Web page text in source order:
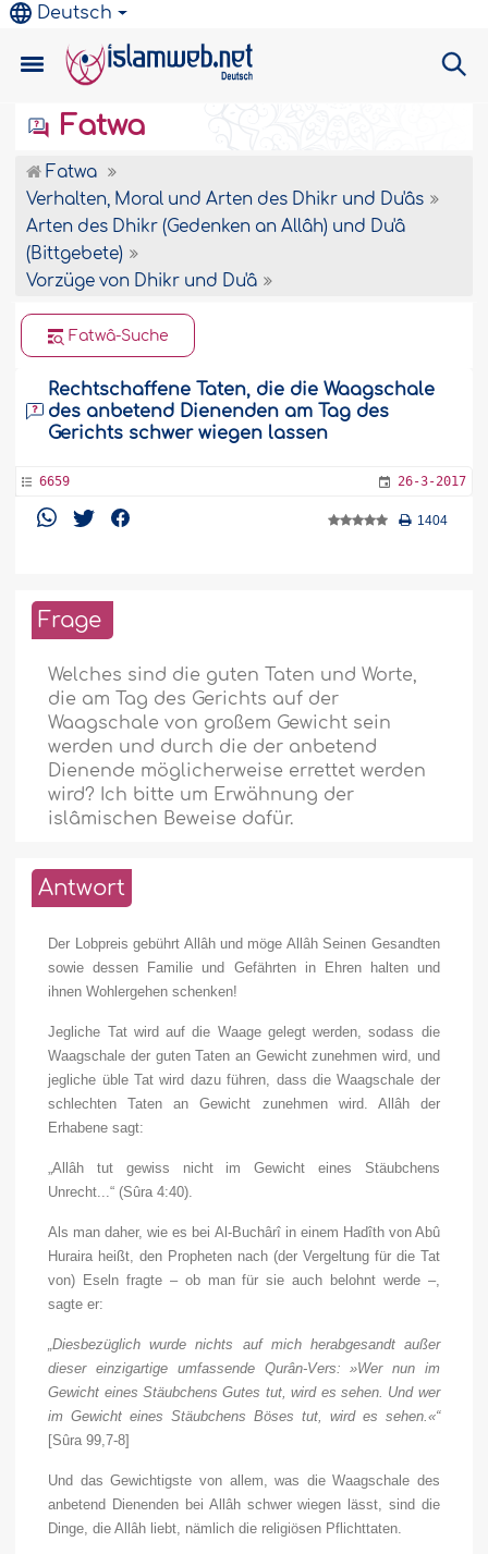
Deutsch
Fatwa
Fatwa
Verhalten, Moral und Arten des Dhikr und Du'âs
Arten des Dhikr (Gedenken an Allâh) und Du'â
(Bittgebete)
Vorzüge von Dhikr und Du'â
Fatwâ-Suche
Rechtschaffene Taten, die die Waagschale
des anbetend Dienenden am Tag des
Gerichts schwer wiegen lassen
6659 26-3-2017
1404
Frage
Welches sind die guten Taten und Worte,
die am Tag des Gerichts auf der
Waagschale von großem Gewicht sein
werden und durch die der anbetend
Dienende möglicherweise errettet werden
wird? Ich bitte um Erwähnung der
islâmischen Beweise dafür.
Antwort
Der Lobpreis gebührt Allâh und möge Allâh Seinen Gesandten
sowie dessen Familie und Gefährten in Ehren halten und
ihnen Wohlergehen schenken!
Jegliche Tat wird auf die Waage gelegt werden, sodass die
Waagschale der guten Taten an Gewicht zunehmen wird, und
jegliche üble Tat wird dazu führen, dass die Waagschale der
schlechten Taten an Gewicht zunehmen wird. Allâh der
Erhabene sagt:
„Allâh tut gewiss nicht im Gewicht eines Stäubchens
Unrecht...“ (Sûra 4:40).
Als man daher, wie es bei Al-Buchârî in einem Hadîth von Abû
Huraira heißt, den Propheten nach (der Vergeltung für die Tat
von) Eseln fragte – ob man für sie auch belohnt werde –,
sagte er:
„Diesbezüglich wurde nichts auf mich herabgesandt außer
dieser einzigartige umfassende Qurân-Vers: »Wer nun im
Gewicht eines Stäubchens Gutes tut, wird es sehen. Und wer
im Gewicht eines Stäubchens Böses tut, wird es sehen.«“
[Sûra 99,7-8]
Und das Gewichtigste von allem, was die Waagschale des
anbetend Dienenden bei Allâh schwer wiegen lässt, sind die
Dinge, die Allâh liebt, nämlich die religiösen Pflichttaten.